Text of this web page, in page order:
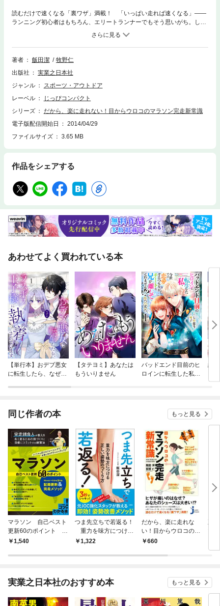
読むだけで速くなる「裏ワザ」満載！ 「いっぱい走れば速くなる」――
ランニング初心者はもちろん、エリートランナーでもそう思いがち。しか
し、それ以外にも大切なことはたくさんある。本書では、シューズと足と
インソールのスペシャリストと人気マラソン完走請負人が「がんばらなく
てもマラソンが速くなる方法」を徹底紹介。姿勢、フォーム、腕の振り
方、呼吸法、失敗しないシューズの選び方、シューズの履き方と脱ぎ方、
ソンの新常識や普段のランニングやマラソン大会で役立つ「裏ワザ」を完
全掲載。
著者 飯田潔
牧野仁
出版社
実業之日本社
ジャンル
スポーツ・アウトドア
レーベル
じっぴコンパクト
シリーズ
だから、楽に走れない！目からウロコのマラソン完走新常識
電子版配信開始日
2014/04/29
ファイルサイズ
3.65 MB
作品をシェアする
あわせてよく買われている本
【単行本】おデブ悪女
に転生したら、なぜか
【タテヨミ】あなたは
もういりません
バッドエンド目前のヒ
ロインに転生した私、
結
同じ作者の本 もっと見る
マラソン 自己ベスト
更新60のポイント 1
0kmレースから活きる
ド
1,540
つま先立ちで若返る！
重力を味方につける
正しい姿勢のつくり方
1,322
だから、楽に走れな
い！目からウロコのマ
ラソン完走新常識
660
正
実業之日本社のおすすめ本 もっと見る